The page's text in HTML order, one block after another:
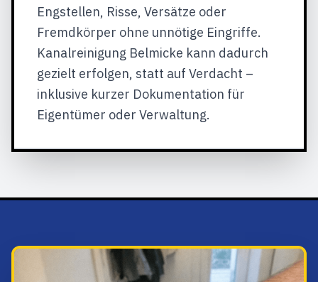
Engstellen, Risse, Versätze oder
Fremdkörper ohne unnötige Eingriffe.
Kanalreinigung Belmicke kann dadurch
gezielt erfolgen, statt auf Verdacht –
inklusive kurzer Dokumentation für
Eigentümer oder Verwaltung.